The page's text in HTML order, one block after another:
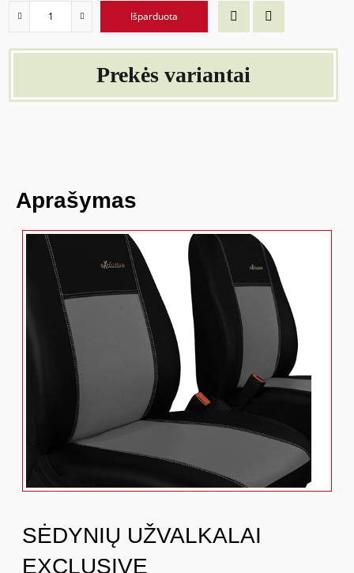
Išparduota
Prekės variantai
Aprašymas
SĖDYNIŲ UŽVALKALAI
EXCLUSIVE